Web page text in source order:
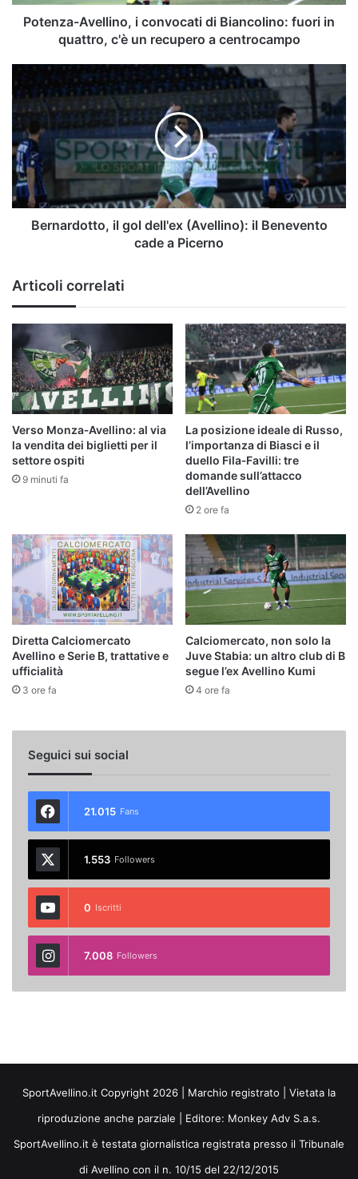
c'è
centrocampo
Potenza-Avellino, i convocati di Biancolino: fuori in
quattro, c'è un recupero a centrocampo
Bernardotto,
il
dell'ex
(Avellino):
il
Benevento
cade
a
PicernoBernardotto, il gol dell'ex (Avellino): il Benevento
cade a Picerno
Articoli correlati
Verso Monza‑Avellino: al via
la vendita dei biglietti per il
settore ospiti
9 minuti fa
La posizione ideale di Russo,
l’importanza di Biasci e il
duello Fila‑Favilli: tre
domande sull’attacco
dell’Avellino
2 ore fa
Diretta Calciomercato
Avellino e Serie B, trattative e
ufficialità
3 ore fa
Calciomercato, non solo la
Juve Stabia: un altro club di B
segue l’ex Avellino Kumi
4 ore fa
Seguici sui social
21.015 Fans
1.553 Followers
0 Iscritti
7.008 Followers
SportAvellino.it Copyright 2026 | Marchio registrato | Vietata la
riproduzione anche parziale | Editore: Monkey Adv S.a.s.
SportAvellino.it è testata giornalistica registrata presso il Tribunale
di Avellino con il n. 10/15 del 22/12/2015